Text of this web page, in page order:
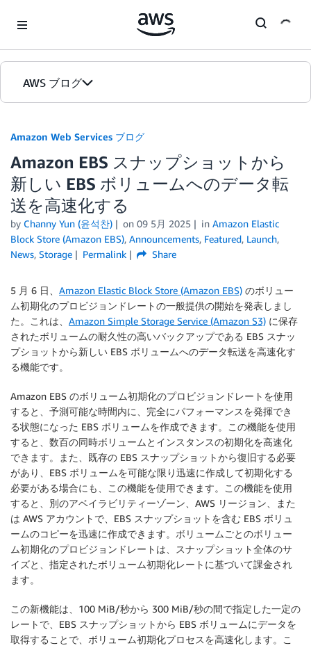
AWS ブログ
カテゴリ
エディション
Amazon Web Services ブログ
Amazon EBS スナップショットから
新しい EBS ボリュームへのデータ転
送を高速化する
by Channy Yun (윤석찬) on 09 5月 2025 in Amazon Elastic
Block Store (Amazon EBS), Announcements, Featured, Launch,
News, Storage Permalink Share
5 月 6 日、 Amazon Elastic Block Store (Amazon EBS) のボリュー
ム初期化のプロビジョンドレートの一般提供の開始を発表しまし
た。これは、 Amazon Simple Storage Service (Amazon S3) に保存
されたボリュームの耐久性の高いバックアップである EBS スナッ
プショットから新しい EBS ボリュームへのデータ転送を高速化す
る機能です。
Amazon EBS のボリューム初期化のプロビジョンドレートを使用
すると、予測可能な時間内に、完全にパフォーマンスを発揮でき
る状態になった EBS ボリュームを作成できます。この機能を使用
すると、数百の同時ボリュームとインスタンスの初期化を高速化
できます。また、既存の EBS スナップショットから復旧する必要
があり、EBS ボリュームを可能な限り迅速に作成して初期化する
必要がある場合にも、この機能を使用できます。この機能を使用
すると、別のアベイラビリティーゾーン、AWS リージョン、また
は AWS アカウントで、EBS スナップショットを含む EBS ボリュ
ームのコピーを迅速に作成できます。ボリュームごとのボリュー
ム初期化のプロビジョンドレートは、スナップショット全体のサ
イズと、指定されたボリューム初期化レートに基づいて課金され
ます。
この新機能は、100 MiB/秒から 300 MiB/秒の間で指定した一定の
レートで、EBS スナップショットから EBS ボリュームにデータを
取得することで、ボリューム初期化プロセスを高速化します。こ